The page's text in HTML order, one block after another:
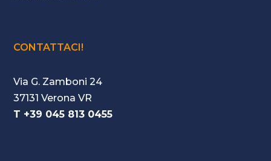
CONTATTACI!
Via G. Zamboni 24
37131 Verona VR
T +39 045 813 0455